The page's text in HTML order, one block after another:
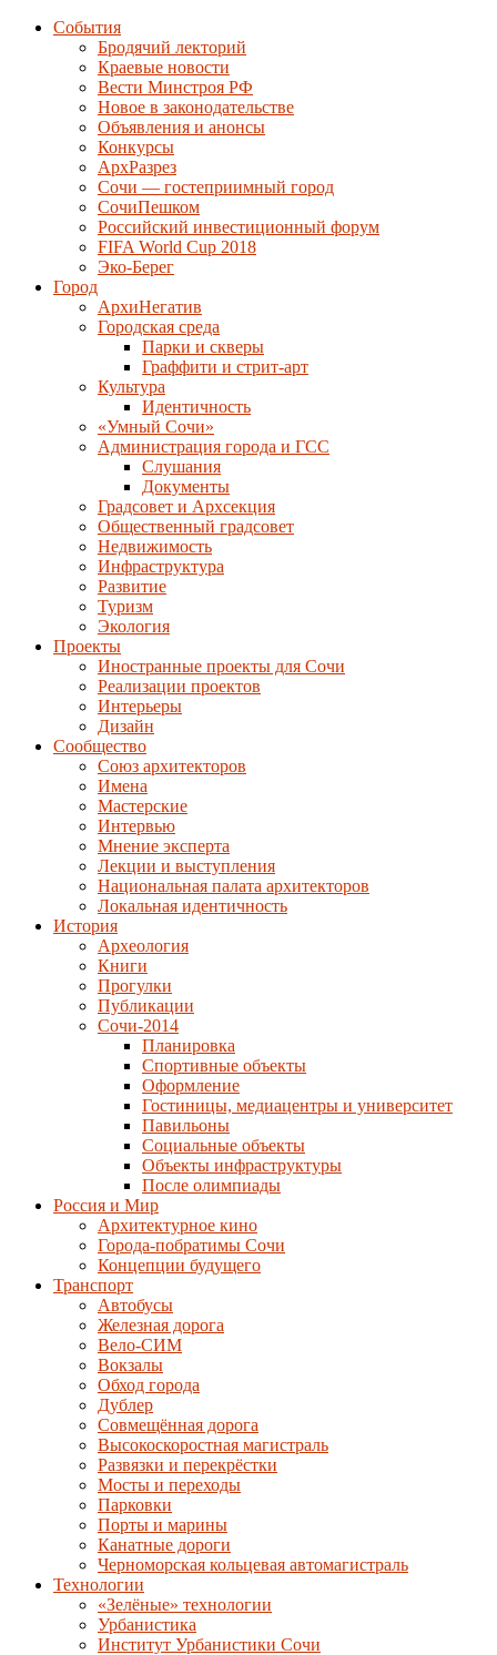
События
Бродячий лекторий
Краевые новости
Вести Минстроя РФ
Новое в законодательстве
Объявления и анонсы
Конкурсы
АрхРазрез
Сочи — гостеприимный город
СочиПешком
Российский инвестиционный форум
FIFA World Cup 2018
Эко-Берег
Город
АрхиНегатив
Городская среда
Парки и скверы
Граффити и стрит-арт
Культура
Идентичность
«Умный Сочи»
Администрация города и ГСС
Слушания
Документы
Градсовет и Архсекция
Общественный градсовет
Недвижимость
Инфраструктура
Развитие
Туризм
Экология
Проекты
Иностранные проекты для Сочи
Реализации проектов
Интерьеры
Дизайн
Сообщество
Союз архитекторов
Имена
Мастерские
Интервью
Мнение эксперта
Лекции и выступления
Национальная палата архитекторов
Локальная идентичность
История
Археология
Книги
Прогулки
Публикации
Сочи-2014
Планировка
Спортивные объекты
Оформление
Гостиницы, медиацентры и университет
Павильоны
Социальные объекты
Объекты инфраструктуры
После олимпиады
Россия и Мир
Архитектурное кино
Города-побратимы Сочи
Концепции будущего
Транспорт
Автобусы
Железная дорога
Вело-СИМ
Вокзалы
Обход города
Дублер
Совмещённая дорога
Высокоскоростная магистраль
Развязки и перекрёстки
Мосты и переходы
Парковки
Порты и марины
Канатные дороги
Черноморская кольцевая автомагистраль
Технологии
«Зелёные» технологии
Урбанистика
Институт Урбанистики Сочи